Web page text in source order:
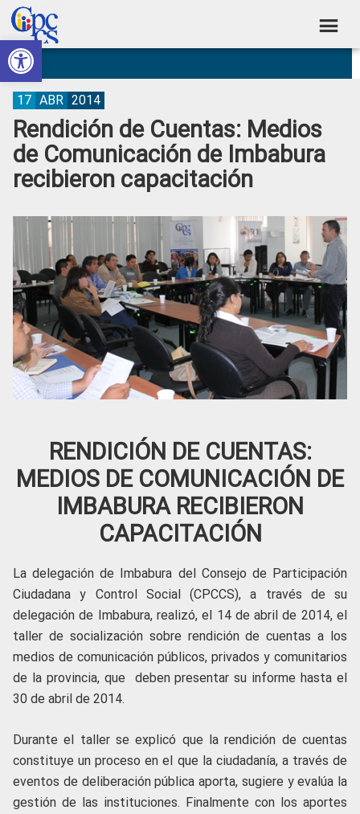
Abrir barra de herramientas
Skip
to
primary
navigation
Skip
to
main
content
Skip
to
primary
sidebar
Skip
to
footer
Consejo
de
Participación
Ciudadana
Control
Social
Construyendo
Poder
Ciudadano
Rendición de Cuentas: Medios
de Comunicación de Imbabura
recibieron capacitación
17 ABR 2014
RENDICIÓN DE CUENTAS:
MEDIOS DE COMUNICACIÓN DE
IMBABURA RECIBIERON
CAPACITACIÓN
La delegación de Imbabura del Consejo de Participación
Ciudadana y Control Social (CPCCS), a través de su
delegación de Imbabura, realizó, el 14 de abril de 2014, el
taller de socialización sobre rendición de cuentas a los
medios de comunicación públicos, privados y comunitarios
de la provincia, que deben presentar su informe hasta el
30 de abril de 2014.
Durante el taller se explicó que la rendición de cuentas
constituye un proceso en el que la ciudadanía, a través de
eventos de deliberación pública aporta, sugiere y evalúa la
gestión de las instituciones. Finalmente con los aportes